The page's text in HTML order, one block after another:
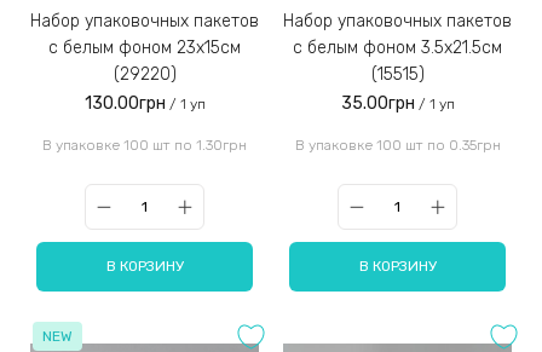
Набор упаковочных пакетов
с белым фоном 23x15см
(29220)
130.00грн / 1 уп
В упаковке 100 шт по 1.30грн
В КОРЗИНУ
Набор упаковочных пакетов
с белым фоном 3.5х21.5см
(15515)
35.00грн / 1 уп
В упаковке 100 шт по 0.35грн
В КОРЗИНУ
NEW